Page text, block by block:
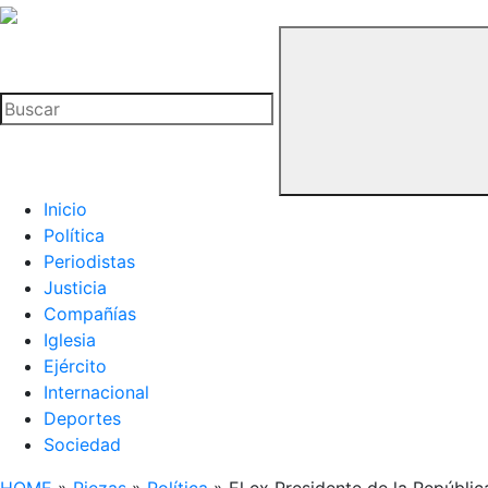
La
Buitre
Inicio
Política
Periodistas
Justicia
Compañías
Iglesia
Ejército
Internacional
Deportes
Sociedad